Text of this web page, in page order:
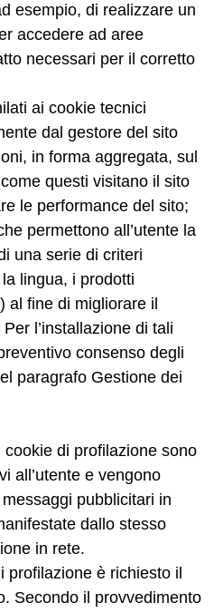
esempio, di realizzare un
accedere ad aree
necessari per il corretto
ai cookie tecnici
dal gestore del sito
in forma aggregata, sul
questi visitano il sito
le performance del sito;
permettono all’utente la
una serie di criteri
la lingua, i prodotti
al fine di migliorare il
l’installazione di tali
consenso degli
paragrafo Gestione dei
cookie di profilazione sono
all’utente e vengono
pubblicitari in
dallo stesso
in rete.
profilazione è richiesto il
Secondo il provvedimento